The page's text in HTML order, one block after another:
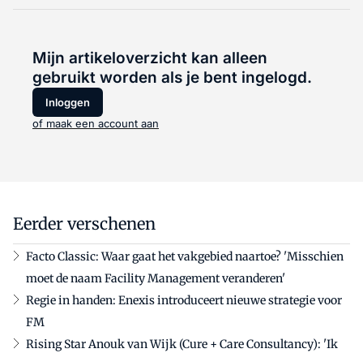
Mijn artikeloverzicht kan alleen
gebruikt worden als je bent ingelogd.
Inloggen
of maak een account aan
Eerder verschenen
Facto Classic: Waar gaat het vakgebied naartoe? 'Misschien
moet de naam Facility Management veranderen'
Regie in handen: Enexis introduceert nieuwe strategie voor
FM
Rising Star Anouk van Wijk (Cure + Care Consultancy): 'Ik